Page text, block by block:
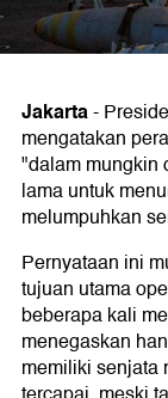
Jakarta-
mengatakan
"dalam mungkin
lama untuk
melumpuhkan
Pernyataan ini
tujuan utama
beberapa kali
menegaskan
memiliki senjata